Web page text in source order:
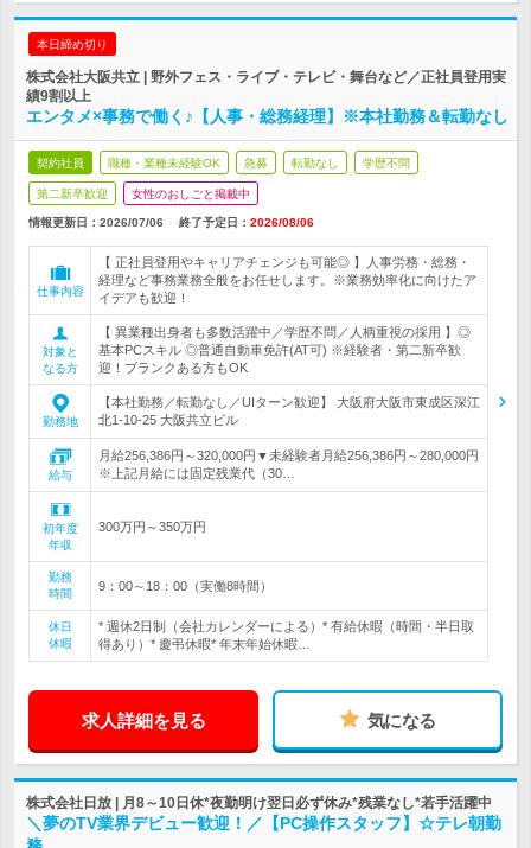
本日締め切り
株式会社大阪共立 | 野外フェス・ライブ・テレビ・舞台など／正社員登用実
績9割以上
エンタメ×事務で働く♪【人事・総務経理】※本社勤務＆転勤なし
契約社員 職種・業種未経験OK 急募 転勤なし 学歴不問
第二新卒歓迎 女性のおしごと掲載中
情報更新日：2026/07/06 終了予定日： 2026/08/06
仕事内容
【 正社員登用やキャリアチェンジも可能◎ 】人事労務・総務・
経理など事務業務全般をお任せします。※業務効率化に向けたア
イデアも歓迎！
対象と
なる方
【 異業種出身者も多数活躍中／学歴不問／人柄重視の採用 】◎
基本PCスキル ◎普通自動車免許(AT可) ※経験者・第二新卒歓
迎！ブランクある方もOK
勤務地
【本社勤務／転勤なし／UIターン歓迎】 大阪府大阪市東成区深江
北1-10-25 大阪共立ビル
給与
月給256,386円～320,000円▼未経験者月給256,386円～280,000円
※上記月給には固定残業代（30…
初年度
年収
300万円～350万円
勤務
時間
9：00～18：00（実働8時間）
休日
休暇
* 週休2日制（会社カレンダーによる）* 有給休暇（時間・半日取
得あり）* 慶弔休暇* 年末年始休暇…
求人詳細を見る 気になる
株式会社日放 | 月8～10日休*夜勤明け翌日必ず休み*残業なし*若手活躍中
＼夢のTV業界デビュー歓迎！／【PC操作スタッフ】☆テレ朝勤